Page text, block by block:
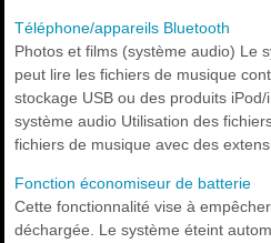
Téléphone/appareils Bluetooth
Photos et films (système audio) Le
peut lire les fichiers de musique
stockage USB ou des produits
système audio Utilisation des
fichiers de musique avec des
Fonction économiseur de batterie
Cette fonctionnalité vise à
déchargée. Le système éteint